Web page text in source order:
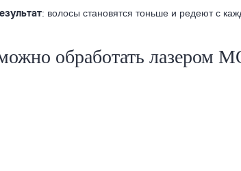
: волосы становятся тоньше и редеют с
обработать лазером